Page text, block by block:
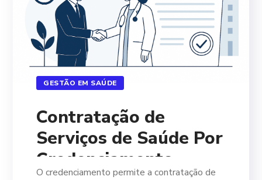
GESTÃO EM SAÚDE
Contratação de
Serviços de Saúde Por
Credenciamento
O credenciamento permite a contratação de